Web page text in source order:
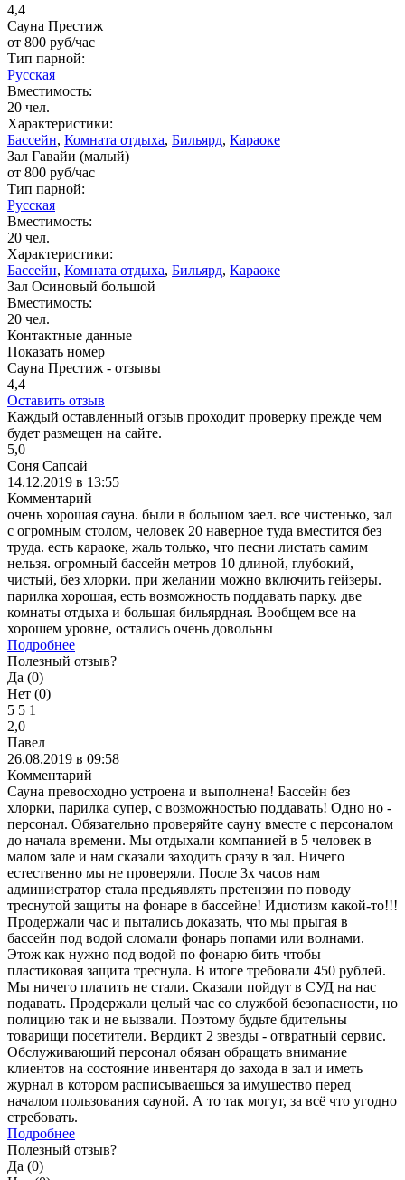
4,4
Сауна Престиж
от 800 руб/час
Тип парной:
Русская
Вместимость:
20 чел.
Характеристики:
Бассейн, Комната отдыха, Бильярд, Караоке
Зал Гавайи (малый)
от 800 руб/час
Тип парной:
Русская
Вместимость:
20 чел.
Характеристики:
Бассейн, Комната отдыха, Бильярд, Караоке
Зал Осиновый большой
Вместимость:
20 чел.
Контактные данные
Показать номер
Сауна Престиж - отзывы
4,4
Оставить отзыв
Каждый оставленный отзыв проходит проверку прежде чем
будет размещен на сайте.
5,0
Соня Сапсай
14.12.2019 в 13:55
Комментарий
очень хорошая сауна. были в большом заел. все чистенько, зал
с огромным столом, человек 20 наверное туда вместится без
труда. есть караоке, жаль только, что песни листать самим
нельзя. огромный бассейн метров 10 длиной, глубокий,
чистый, без хлорки. при желании можно включить гейзеры.
парилка хорошая, есть возможность поддавать парку. две
комнаты отдыха и большая бильярдная. Вообщем все на
хорошем уровне, остались очень довольны
Подробнее
Полезный отзыв?
Да (0)
Нет (0)
5 5 1
2,0
Павел
26.08.2019 в 09:58
Комментарий
Сауна превосходно устроена и выполнена! Бассейн без
хлорки, парилка супер, с возможностью поддавать! Одно но -
персонал. Обязательно проверяйте сауну вместе с персоналом
до начала времени. Мы отдыхали компанией в 5 человек в
малом зале и нам сказали заходить сразу в зал. Ничего
естественно мы не проверяли. После 3х часов нам
администратор стала предьявлять претензии по поводу
треснутой защиты на фонаре в бассейне! Идиотизм какой-то!!!
Продержали час и пытались доказать, что мы прыгая в
бассейн под водой сломали фонарь попами или волнами.
Этож как нужно под водой по фонарю бить чтобы
пластиковая защита треснула. В итоге требовали 450 рублей.
Мы ничего платить не стали. Сказали пойдут в СУД на нас
подавать. Продержали целый час со службой безопасности, но
полицию так и не вызвали. Поэтому будьте бдительны
товарищи посетители. Вердикт 2 звезды - отвратный сервис.
Обслуживающий персонал обязан обращать внимание
клиентов на состояние инвентаря до захода в зал и иметь
журнал в котором расписываешься за имущество перед
началом пользования сауной. А то так могут, за всё что угодно
стребовать.
Подробнее
Полезный отзыв?
Да (0)